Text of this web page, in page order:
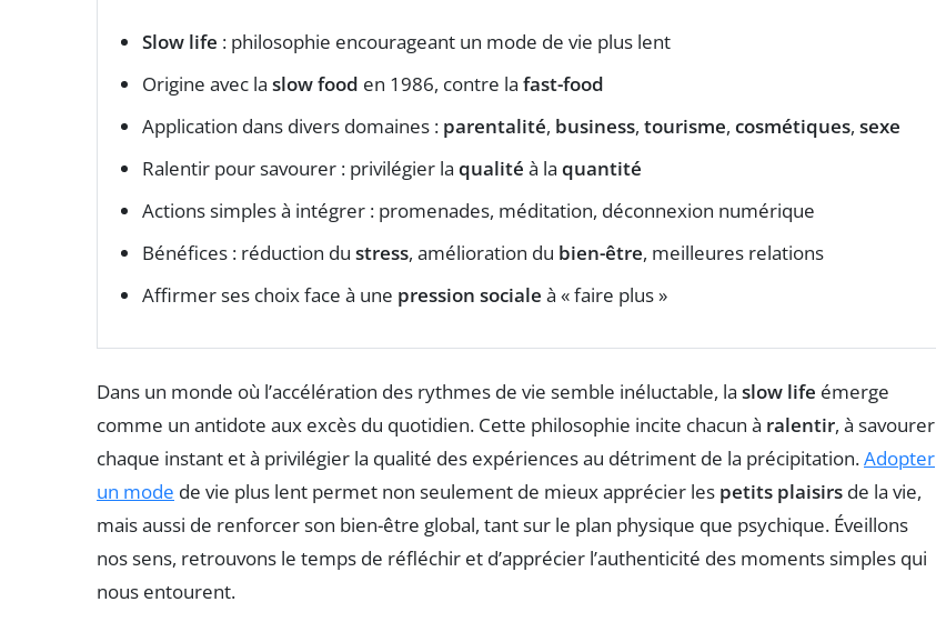
Slow life : philosophie encourageant un mode de vie plus lent
Origine avec la slow food en 1986, contre la fast-food
Application dans divers domaines : parentalité, business, tourisme, cosmétiques, sexe
Ralentir pour savourer : privilégier la qualité à la quantité
Actions simples à intégrer : promenades, méditation, déconnexion numérique
Bénéfices : réduction du stress, amélioration du bien-être, meilleures relations
Affirmer ses choix face à une pression sociale à « faire plus »
Dans un monde où l’accélération des rythmes de vie semble inéluctable, la slow life émerge
comme un antidote aux excès du quotidien. Cette philosophie incite chacun à ralentir, à savourer
chaque instant et à privilégier la qualité des expériences au détriment de la précipitation.Adopter
un mode de vie plus lent permet non seulement de mieux apprécier les petits plaisirs de la vie,
mais aussi de renforcer son bien-être global, tant sur le plan physique que psychique. Éveillons
nos sens, retrouvons le temps de réfléchir et d’apprécier l’authenticité des moments simples qui
nous entourent.